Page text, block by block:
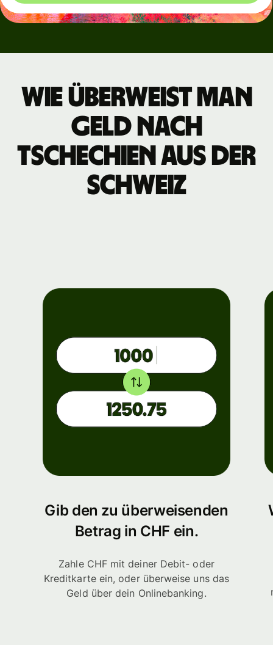
Wie überweist man
Geld nach
Tschechien aus der
Schweiz
Gib den zu überweisenden
Betrag in CHF ein.
Zahle CHF mit deiner Debit- oder
Kreditkarte ein, oder überweise uns das
Geld über dein Onlinebanking.